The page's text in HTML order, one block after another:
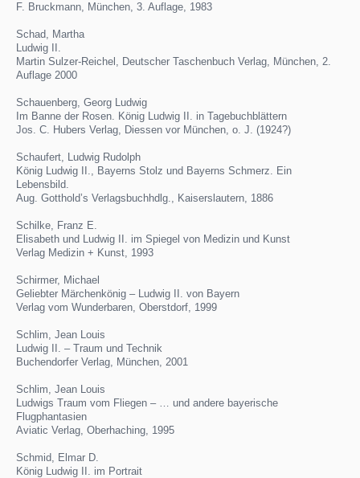
F. Bruckmann, München, 3. Auflage, 1983
Schad, Martha
Ludwig II.
Martin Sulzer-Reichel, Deutscher Taschenbuch Verlag, München, 2.
Auflage 2000
Schauenberg, Georg Ludwig
Im Banne der Rosen. König Ludwig II. in Tagebuchblättern
Jos. C. Hubers Verlag, Diessen vor München, o. J. (1924?)
Schaufert, Ludwig Rudolph
König Ludwig II., Bayerns Stolz und Bayerns Schmerz. Ein
Lebensbild.
Aug. Gotthold’s Verlagsbuchhdlg., Kaiserslautern, 1886
Schilke, Franz E.
Elisabeth und Ludwig II. im Spiegel von Medizin und Kunst
Verlag Medizin + Kunst, 1993
Schirmer, Michael
Geliebter Märchenkönig – Ludwig II. von Bayern
Verlag vom Wunderbaren, Oberstdorf, 1999
Schlim, Jean Louis
Ludwig II. – Traum und Technik
Buchendorfer Verlag, München, 2001
Schlim, Jean Louis
Ludwigs Traum vom Fliegen – … und andere bayerische
Flugphantasien
Aviatic Verlag, Oberhaching, 1995
Schmid, Elmar D.
König Ludwig II. im Portrait